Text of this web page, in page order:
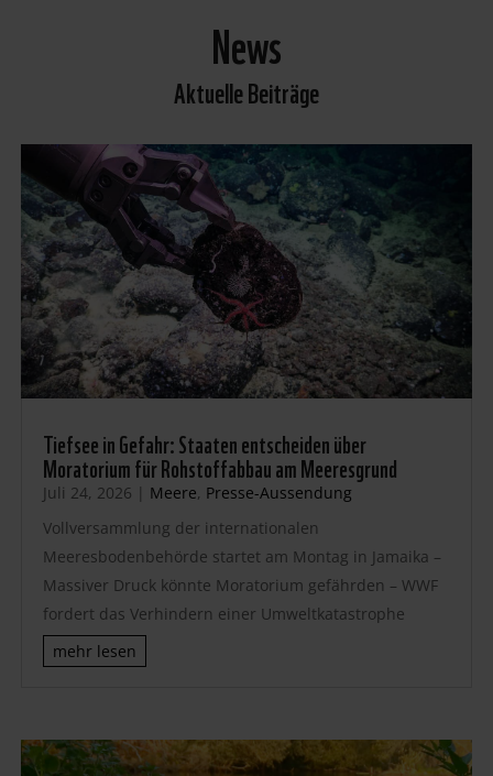
News
Aktuelle Beiträge
Tiefsee in Gefahr: Staaten entscheiden über
Moratorium für Rohstoffabbau am Meeresgrund
Juli 24, 2026 | Meere, Presse-Aussendung
Vollversammlung der internationalen
Meeresbodenbehörde startet am Montag in Jamaika –
Massiver Druck könnte Moratorium gefährden – WWF
fordert das Verhindern einer Umweltkatastrophe
mehr lesen